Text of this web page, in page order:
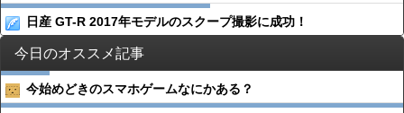
日産 GT-R 2017年モデルのスクープ撮影に成功！
今日のオススメ記事
今始めどきのスマホゲームなにかある？